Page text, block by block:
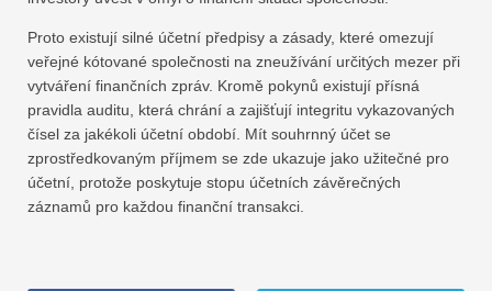
Proto existují silné účetní předpisy a zásady, které omezují
veřejné kótované společnosti na zneužívání určitých mezer při
vytváření finančních zpráv. Kromě pokynů existují přísná
pravidla auditu, která chrání a zajišťují integritu vykazovaných
čísel za jakékoli účetní období. Mít souhrnný účet se
zprostředkovaným příjmem se zde ukazuje jako užitečné pro
účetní, protože poskytuje stopu účetních závěrečných
záznamů pro každou finanční transakci.